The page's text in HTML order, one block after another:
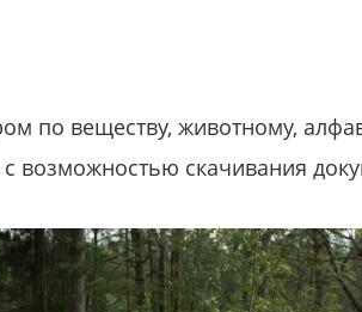
по веществу, животному,
возможностью скачивания